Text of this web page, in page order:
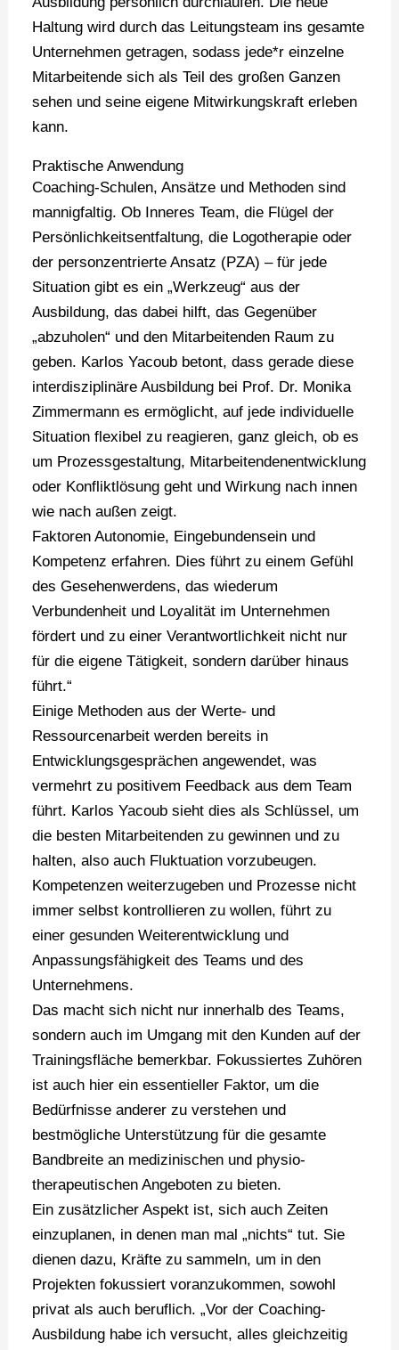
Haltung wird durch das Leitungsteam ins gesamte
Unternehmen getragen, sodass jede*r einzelne
Mitarbeitende sich als Teil des großen Ganzen
sehen und seine eigene Mitwirkungskraft erleben
kann.
Praktische Anwendung
Coaching-Schulen, Ansätze und Methoden sind
mannigfaltig. Ob Inneres Team, die Flügel der
Persönlichkeitsentfaltung, die Logotherapie oder
der personzentrierte Ansatz (PZA) – für jede
Situation gibt es ein „Werkzeug“ aus der
Ausbildung, das dabei hilft, das Gegenüber
„abzuholen“ und den Mitarbeitenden Raum zu
geben. Karlos Yacoub betont, dass gerade diese
interdisziplinäre Ausbildung bei Prof. Dr. Monika
Zimmermann es ermöglicht, auf jede individuelle
Situation flexibel zu reagieren, ganz gleich, ob es
um Prozessgestaltung, Mitarbeitendenentwicklung
oder Konfliktlösung geht und Wirkung nach innen
wie nach außen zeigt.
Faktoren Autonomie, Eingebundensein und
Kompetenz erfahren. Dies führt zu einem Gefühl
des Gesehenwerdens, das wiederum
Verbundenheit und Loyalität im Unternehmen
fördert und zu einer Verantwortlichkeit nicht nur
für die eigene Tätigkeit, sondern darüber hinaus
führt.“
Einige Methoden aus der Werte- und
Ressourcenarbeit werden bereits in
Entwicklungsgesprächen angewendet, was
vermehrt zu positivem Feedback aus dem Team
führt. Karlos Yacoub sieht dies als Schlüssel, um
die besten Mitarbeitenden zu gewinnen und zu
halten, also auch Fluktuation vorzubeugen.
Kompetenzen weiterzugeben und Prozesse nicht
immer selbst kontrollieren zu wollen, führt zu
einer gesunden Weiterentwicklung und
Anpassungsfähigkeit des Teams und des
Unternehmens.
Das macht sich nicht nur innerhalb des Teams,
sondern auch im Umgang mit den Kunden auf der
Trainingsfläche bemerkbar. Fokussiertes Zuhören
ist auch hier ein essentieller Faktor, um die
Bedürfnisse anderer zu verstehen und
bestmögliche Unterstützung für die gesamte
Bandbreite an medizinischen und physio-
therapeutischen Angeboten zu bieten.
Ein zusätzlicher Aspekt ist, sich auch Zeiten
einzuplanen, in denen man mal „nichts“ tut. Sie
dienen dazu, Kräfte zu sammeln, um in den
Projekten fokussiert voranzukommen, sowohl
privat als auch beruflich. „Vor der Coaching-
Ausbildung habe ich versucht, alles gleichzeitig